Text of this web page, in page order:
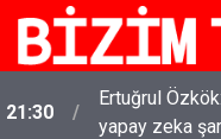
21:30
Ertuğrul
yapay zeka